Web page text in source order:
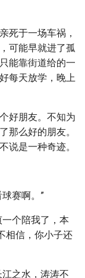
死于一场车祸，
可能早就进了孤
能靠街道给的一
每天放学，晚上
好朋友。不知为
那么好的朋友。
说是一种奇迹。
赛啊。”
个陪我了，本
相信，你小子还
之水，涛涛不